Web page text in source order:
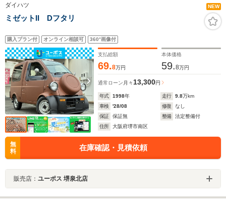
アバッグ サイド/パワ
ーウインドウ/エンジ
ダイハツ NEW
ミゼットII Dフタリ
購入プラン付 オンライン相談可 360°画像付
支払総額
69.8万円
本体価格
59.8万円
通常ローン 月々 13,300円
年式 1998年 走行 9.8万km
車検
'28/08 修復
なし
保証
保証無 整備
法定整備付
住所
大阪府堺市南区
無
料
在庫確認・見積依頼
販売店： ユーポス 堺泉北店